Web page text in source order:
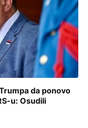
da ponovo
u: Osudili